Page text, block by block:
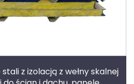
z izolacją z wełny skalnej